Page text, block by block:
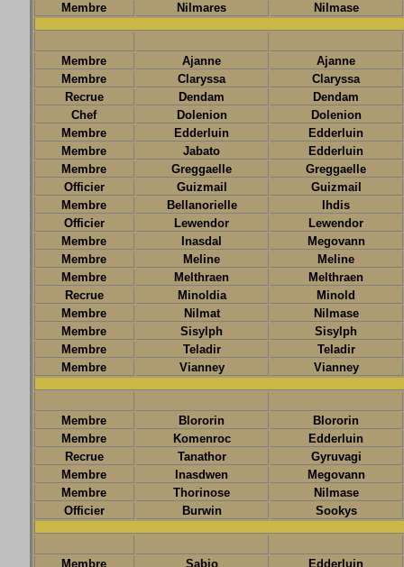
Membre
Nilmares Nilmase
Membre Ajanne
Ajanne
Membre
Claryssa
Claryssa
Recrue
Dendam
Dendam
Chef
Dolenion
Dolenion
Membre
Edderluin
Edderluin
Membre
Jabato
Edderluin
Membre
Greggaelle
Greggaelle
Officier
Guizmail
Guizmail
Membre
Bellanorielle
Ihdis
Officier
Lewendor
Lewendor
Membre
Inasdal
Megovann
Membre
Meline
Meline
Membre
Melthraen
Melthraen
Recrue
Minoldia
Minold
Membre
Nilmat
Nilmase
Membre
Sisylph
Sisylph
Membre
Teladir
Teladir
Membre
Vianney Vianney
Membre Blororin
Blororin
Membre
Komenroc
Edderluin
Recrue
Tanathor
Gyruvagi
Membre
Inasdwen
Megovann
Membre
Thorinose
Nilmase
Officier
Burwin Sookys
Membre Sabio
Edderluin